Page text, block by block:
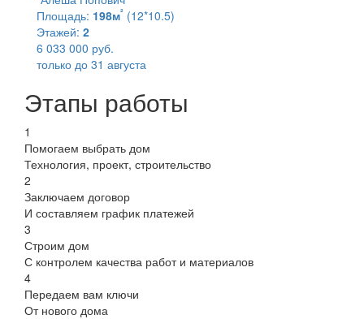
Площадь: 198м² (12*10.5)
Этажей: 2
6 033 000 руб.
только до 31 августа
Этапы работы
1
Помогаем выбрать дом
Технология, проект, строительство
2
Заключаем договор
И составляем график платежей
3
Строим дом
С контролем качества работ и материалов
4
Передаем вам ключи
От нового дома